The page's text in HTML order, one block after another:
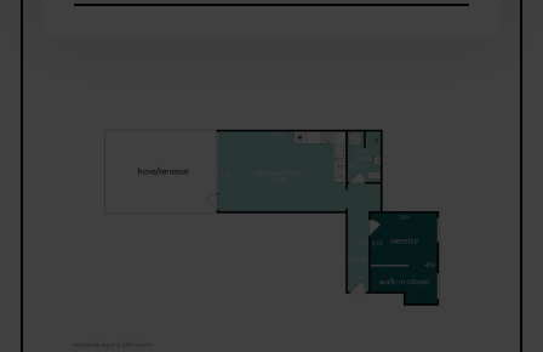
in-område, hvor køkkenet tidligere var placeret.
Lejligheden er en del af en stor og veldrevet
ejerforening med løbende fokus på vedligeholdelse